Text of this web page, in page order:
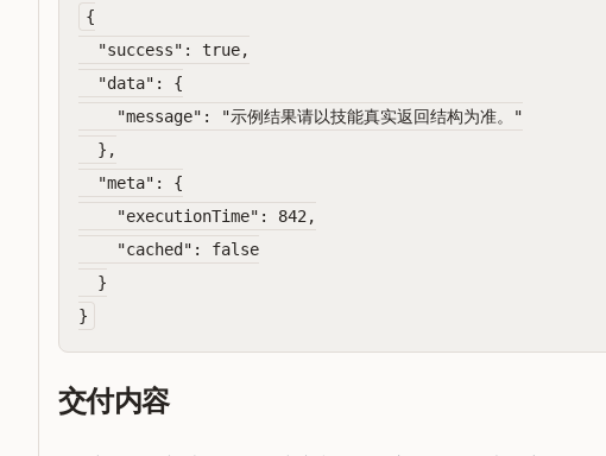
{
  "success": true,
  "data": {
    "message": "示例结果请以技能真实返回结构为准。"
  },
  "meta": {
    "executionTime": 842,
    "cached": false
  }
交付内容